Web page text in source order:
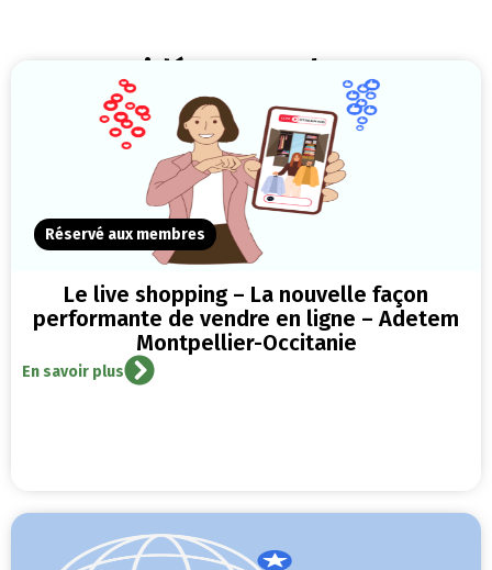
Vidéos et replays
Réservé aux membres
Le live shopping – La nouvelle façon
performante de vendre en ligne – Adetem
Montpellier-Occitanie
En savoir plus